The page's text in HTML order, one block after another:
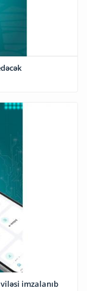
imzalanıb